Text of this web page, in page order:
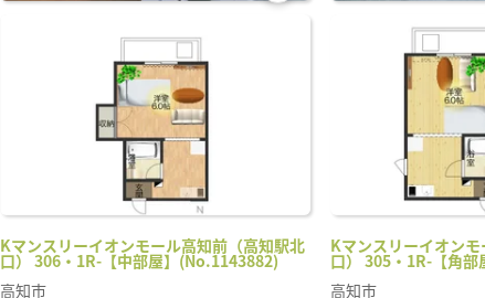
Kマンスリーイオンモール高知前（高知駅北
口） 306・1R-【中部屋】(No.1143882)
お気
高知市
Kマンスリーイオン
口） 305・1R-【角
高知市